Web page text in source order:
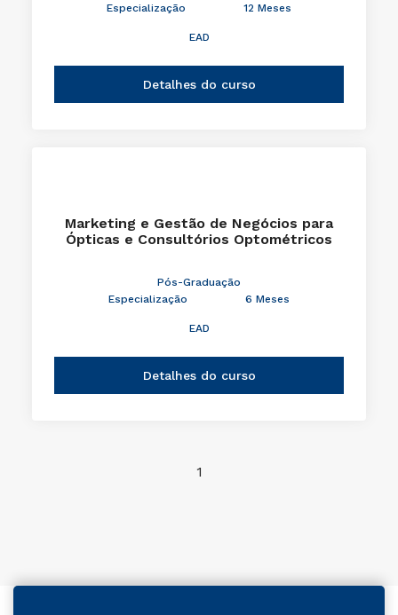
Especialização
12 Meses
EAD
Detalhes do curso
Marketing e Gestão de Negócios para
Ópticas e Consultórios Optométricos
Pós-Graduação
Especialização
6 Meses
EAD
Detalhes do curso
1